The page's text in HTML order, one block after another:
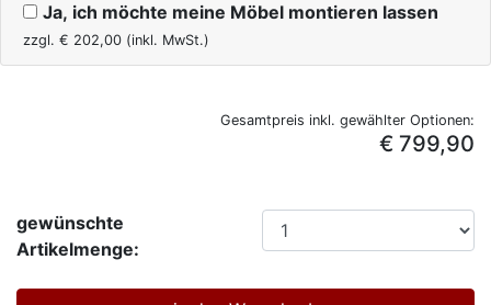
Ja, ich möchte meine Möbel montieren lassen
zzgl. € 202,00 (inkl. MwSt.)
Gesamtpreis inkl. gewählter Optionen:
€ 799,90
gewünschte
Artikelmenge: